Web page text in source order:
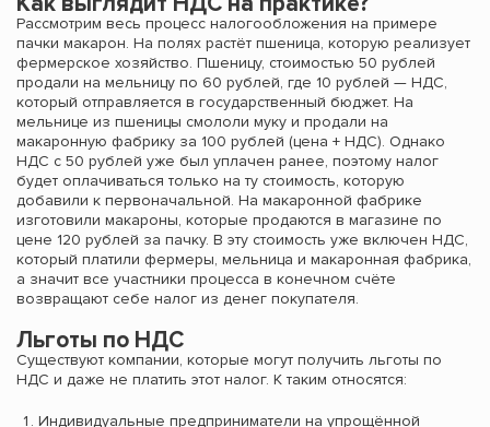
Рассмотрим весь процесс налогообложения на примере
пачки макарон. На полях растёт пшеница, которую реализует
фермерское хозяйство. Пшеницу, стоимостью 50 рублей
продали на мельницу по 60 рублей, где 10 рублей — НДС,
который отправляется в государственный бюджет. На
мельнице из пшеницы смололи муку и продали на
макаронную фабрику за 100 рублей (цена + НДС). Однако
НДС с 50 рублей уже был уплачен ранее, поэтому налог
будет оплачиваться только на ту стоимость, которую
добавили к первоначальной. На макаронной фабрике
изготовили макароны, которые продаются в магазине по
цене 120 рублей за пачку. В эту стоимость уже включен НДС,
который платили фермеры, мельница и макаронная фабрика,
а значит все участники процесса в конечном счёте
возвращают себе налог из денег покупателя.
Льготы по НДС
Существуют компании, которые могут получить льготы по
НДС и даже не платить этот налог. К таким относятся:
Индивидуальные предприниматели на упрощённой